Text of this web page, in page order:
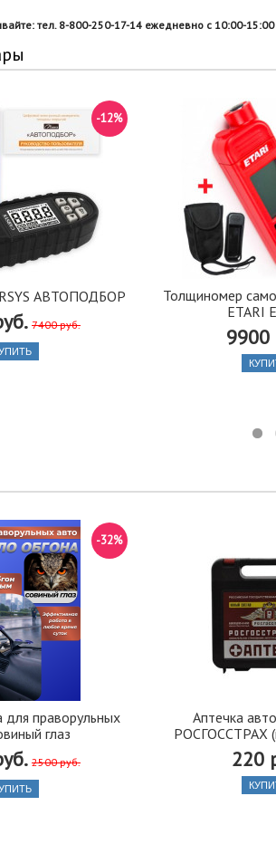
тел. 8-800-250-17-14 ежедневно с 10:00-
АВТОПОДБОР
7400 руб.
-12%
Толщиномер
ETARI
9900
для праворульных
глаз
2500 руб.
-32%
Аптечка
РОСГОССТРАХ
220